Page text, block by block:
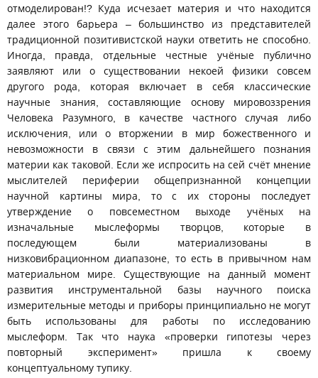
отмоделирован!? Куда исчезает материя и что находится
далее этого барьера – большинство из представителей
традиционной позитивистской науки ответить не способно.
Иногда, правда, отдельные честные учёные публично
заявляют или о существовании некоей физики совсем
другого рода, которая включает в себя классические
научные знания, составляющие основу мировоззрения
Человека Разумного, в качестве частного случая либо
исключения, или о вторжении в мир божественного и
невозможности в связи с этим дальнейшего познания
материи как таковой. Если же испросить на сей счёт мнение
мыслителей периферии общепризнанной концепции
научной картины мира, то с их стороны последует
утверждение о повсеместном выходе учёных на
изначальные мыслеформы творцов, которые в
последующем были материализованы в
низковибрационном диапазоне, то есть в привычном нам
материальном мире. Существующие на данный момент
развития инструментальной базы научного поиска
измерительные методы и приборы принципиально не могут
быть использованы для работы по исследованию
мыслеформ. Так что наука «проверки гипотезы через
повторный эксперимент» пришла к своему
концептуальному тупику.